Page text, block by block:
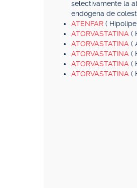
selectivamente la
endógena de
ATENFAR (
ATORVASTATINA (
ATORVASTATINA (
ATORVASTATINA (
ATORVASTATINA (
ATORVASTATINA (